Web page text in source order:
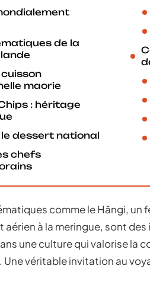
de la
cuisson
maorie
: héritage
le dessert national
chefs
comme le Hāngi, un
aérien à la meringue, sont
une culture qui valorise la
véritable invitation au